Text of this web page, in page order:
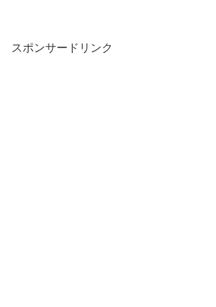
スポンサードリンク